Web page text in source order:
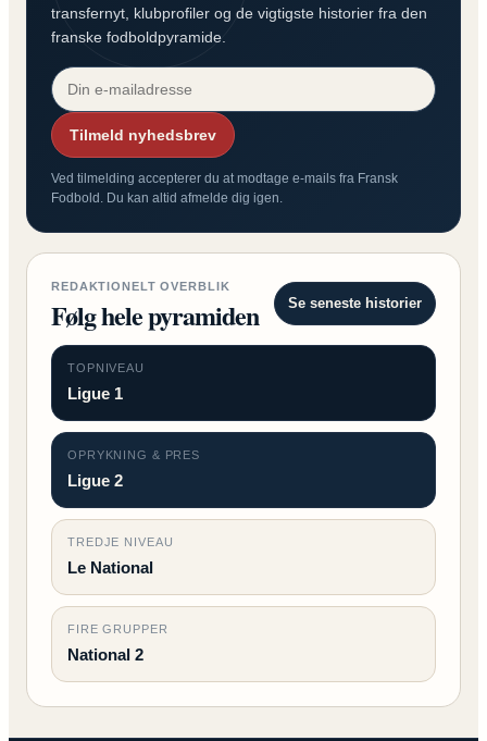
transfernyt, klubprofiler og de vigtigste historier fra den
franske fodboldpyramide.
Tilmeld nyhedsbrev
Ved tilmelding accepterer du at modtage e-mails fra Fransk
Fodbold. Du kan altid afmelde dig igen.
REDAKTIONELT OVERBLIK
Følg hele pyramiden Se seneste historier
TOPNIVEAU
Ligue 1
OPRYKNING & PRES
Ligue 2
TREDJE NIVEAU
Le National
FIRE GRUPPER
National 2